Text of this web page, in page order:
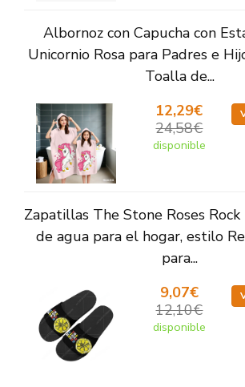
Albornoz con Capucha con
Unicornio Rosa para Padres e
Toalla de...
12,29€
24,58€
disponible
Zapatillas The Stone Roses Rock
de agua para el hogar, estilo
para...
9,07€
12,10€
disponible